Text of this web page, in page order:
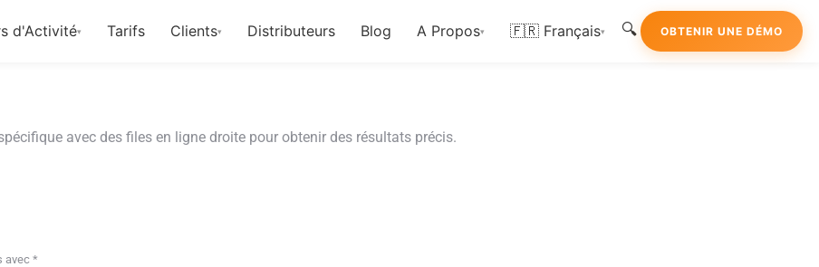
d'Activité▾ Tarifs Clients▾ Distributeurs Blog A Propos▾ 🇫🇷 Français▾ 🔍 OBTENIR UNE DÉMO
avec des files en ligne droite pour obtenir des résultats précis.
avec *